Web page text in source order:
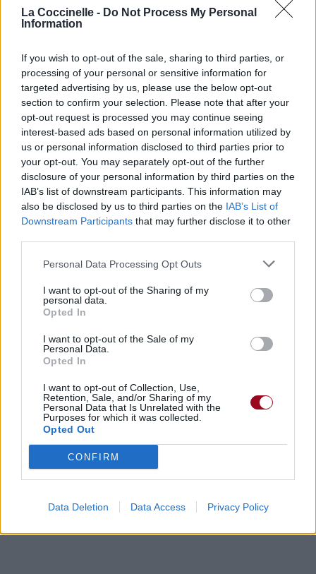
La Coccinelle - Do Not Process My Personal
Information
If you wish to opt-out of the sale, sharing to third parties, or
processing of your personal or sensitive information for
targeted advertising by us, please use the below opt-out
section to confirm your selection. Please note that after your
opt-out request is processed you may continue seeing
interest-based ads based on personal information utilized by
us or personal information disclosed to third parties prior to
your opt-out. You may separately opt-out of the further
disclosure of your personal information by third parties on the
IAB’s list of downstream participants. This information may
also be disclosed by us to third parties on the IAB’s List of
Downstream Participants that may further disclose it to other
Personal Data Processing Opt Outs
I want to opt-out of the Sharing of my
personal data.
Opted In
I want to opt-out of the Sale of my
Personal Data.
Opted In
I want to opt-out of Collection, Use,
Retention, Sale, and/or Sharing of my
Personal Data that Is Unrelated with the
Purposes for which it was collected.
Opted Out
CONFIRM
Data Deletion Data Access Privacy Policy